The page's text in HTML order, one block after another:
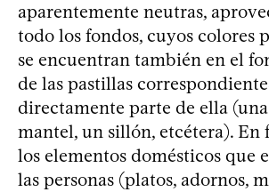
aparentemente neutras,
todo los fondos, cuyos colores
se encuentran también en el
de las pastillas
directamente parte de ella
mantel, un sillón, etcétera). En
los elementos domésticos que
las personas (platos, adornos,